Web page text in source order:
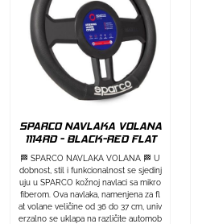
SPARCO NAVLAKA VOLANA
1114RD - BLACK-RED FLAT
🏁 SPARCO NAVLAKA VOLANA 🏁 U
dobnost, stil i funkcionalnost se sjedinj
uju u SPARCO kožnoj navlaci sa mikro
fiberom. Ova navlaka, namenjena za fl
at volane veličine od 36 do 37 cm, univ
erzalno se uklapa na različite automob